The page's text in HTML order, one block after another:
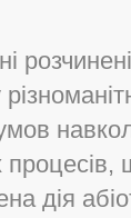
дія